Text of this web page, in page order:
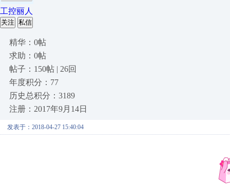
工控丽人
关注 私信
精华：0帖
求助：0帖
帖子：150帖 | 26回
年度积分：77
历史总积分：3189
注册：2017年9月14日
发表于：2018-04-27 15:40:04